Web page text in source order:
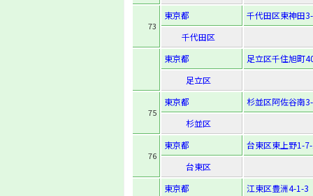
73
東京都
千代田区東神田
千代田区
東京都
足立区千住旭町
足立区
75
東京都
杉並区阿佐谷南
杉並区
76
東京都
台東区東上野1-
台東区
東京都
江東区豊洲4-1-3